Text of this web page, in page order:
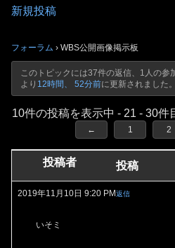
新規投稿
フォーラム › WBS公開画像掲示板
このトピックには37件の返信、1人の参
より 12時間、 52分前に更新されました。
10件の投稿を表示中 - 21 - 30件
← 1 2
投稿者 投稿
2019年11月10日 9:20 PM返信
いそミ